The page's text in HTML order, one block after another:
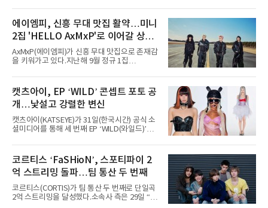
서 열린 ‘롤라팔루자 시카고’(Lollapalooza
Chicago)의 알리안츠 스테이지에 올랐다”며
“총 14곡으로 구성된 세트리스트를 선사, 데뷔 7
년 차다운 노련한 무대 매너와 파워풀한 에너지
로 현장의 분위기를 압도했다”고 밝혔다.1991
년 시작된 ‘롤라팔루자’는 8개 스테이지, 170여
팀의 아티스트와 40만 명 이상의 관객이 운집하
코르티스 등 K팝 스타들이 출연진 명단에 이름
을 올렸다.이날 에스파는
에이엠피, 신흥 무대 맛집 활약…미니
2집 'HELLO AxMxP'로 이어갈 상승
세
AxMxP(에이엠피)가 신흥 무대 맛집으로 존재감
을 키워가고 있다.지난해 9월 정규 1집
AxMxP는 데뷔 전부터 버스킹과 각종 페스티벌,
공연 무대에 오르며 실전 경험을 쌓아왔다.이들
은 소속사 패밀리 콘서트를 비롯해 '뷰티풀 민트
라이프 2025', '2025 부산국제록페스티벌' 등 대
형 무대에 잇달아 출연해 당찬 에너지와 풋풋한
매력으로 음악팬들의 눈도장을 찍었다.이후
AxMxP는 '카운트다운 판타지 2025-2026',
정적인 실력을 입증했고, 올해 '2026 어썸뮤직
페스티벌', '뷰티풀 민트 라이프 2026', '2026
캣츠아이, EP ‘WILD’ 콘셉트 포토 공
개…낯설고 강렬한 변신
캣츠아이(KATSEYE)가 31일(한국시간) 공식 소
셜미디어를 통해 세 번째 EP ‘WILD(와일드)’의
heart(와일드 하트)’라는 제목이 붙은 콘셉트 포
토에는 멤버들의 본능적이고 야성적인 면모가
강렬하게 담겼다. 짙은 아이섀도와 푸른빛·금빛·
붉은빛의 컬러 렌즈가 비현실적인 분위기를 자
아내고, 여러 원색이 불규칙하게 뒤섞인 멀티컬
러 헤어와 과감한 블루·블랙 립 메이크업이 낯설
고도 매혹적인 비주얼을 완성했다.스타일링 역
코르티스 ‘FaSHioN’, 스포티파이 2
억 스트리밍 돌파…팀 통산 두 번째
코르티스(CORTIS)가 팀 통산 두 번째로 단일곡
2억 스트리밍을 달성했다.소속사 측은 29일 “코